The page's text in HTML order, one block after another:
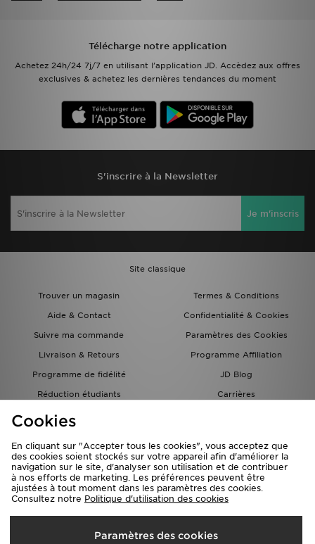
Télécharge notre application
Achetez 24h/24 7j/7 en utilisant l'application JD. Accèdez aux offres
exclusives & achetez les dernières tendances du moment
S'inscrire à la Newsletter
Je m'inscris
Site classique
Trouver un magasin
Termes & Conditions
Aide & Contact
Confidentialité & Cookies
Suivre ma commande
Paramètres des Cookies
Livraison & Retours
Programme Affiliation
Programme de fidélité
JD Blog
Réduction étudiants
Carrières
Carte Cadeau
Livraison Vers
France
Cookies
En cliquant sur "Accepter tous les cookies", vous acceptez que
des cookies soient stockés sur votre appareil afin d'améliorer la
navigation sur le site, d'analyser son utilisation et de contribuer
à nos efforts de marketing. Les préférences peuvent être
ajustées à tout moment dans les paramètres des cookies.
Consultez notre Politique d'utilisation des cookies
Paramètres des cookies